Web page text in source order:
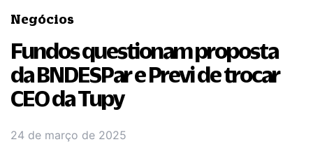
Negócios
Fundos questionam proposta
da BNDESPar e Previ de trocar
CEO da Tupy
24 de março de 2025